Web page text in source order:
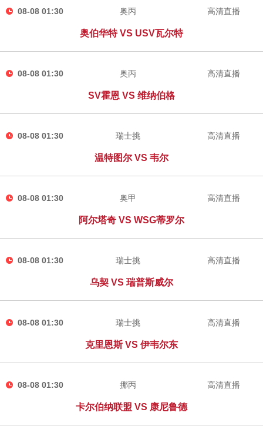
08-08 01:30 奥丙
奥伯华特 VS USV瓦尔特
高清直播
08-08 01:30 奥丙
SV霍恩 VS 维纳伯格
高清直播
08-08 01:30 瑞士挑
温特图尔 VS 韦尔
高清直播
08-08 01:30 奥甲
阿尔塔奇 VS WSG蒂罗尔
高清直播
08-08 01:30 瑞士挑
乌契 VS 瑞普斯威尔
高清直播
08-08 01:30 瑞士挑
克里恩斯 VS 伊韦尔东
高清直播
08-08 01:30 挪丙
卡尔伯纳联盟 VS 康尼鲁德
高清直播